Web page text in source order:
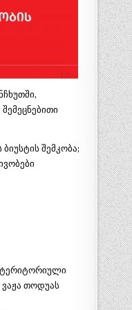
შემკობა;
ტერიტორიული
თოდუას